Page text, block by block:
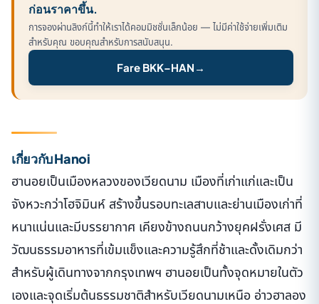
ก่อนราคาขึ้น.
การจองผ่านลิงก์นี้ทำให้เราได้คอมมิชชั่นเล็กน้อย — ไม่มีค่าใช้จ่ายเพิ่มเติม
สำหรับคุณ ขอบคุณสำหรับการสนับสนุน.
Fare BKK–HAN →
เกี่ยวกับ Hanoi
ฮานอยเป็นเมืองหลวงของเวียดนาม เมืองที่เก่าแก่และเป็น
จังหวะกว่าโฮจิมินห์ สร้างขึ้นรอบทะเลสาบและย่านเมืองเก่าที่
หนาแน่นและมีบรรยากาศ เคียงข้างถนนกว้างยุคฝรั่งเศส มี
วัฒนธรรมอาหารที่เข้มแข็งและความรู้สึกที่ช้าและดั้งเดิมกว่า
สำหรับผู้เดินทางจากกรุงเทพฯ ฮานอยเป็นทั้งจุดหมายในตัว
เองและจุดเริ่มต้นธรรมชาติสำหรับเวียดนามเหนือ อ่าวฮาลอง